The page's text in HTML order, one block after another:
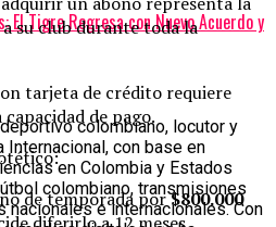
El Tigre Regresa con Nuevo Acuerdo y
colombiano, locutor y
con base en
en Colombia y Estados
colombiano, transmisiones
nacionales e internacionales. Con
su club durante toda la
tarjeta de crédito requiere
de pago.
de temporada por$800.000